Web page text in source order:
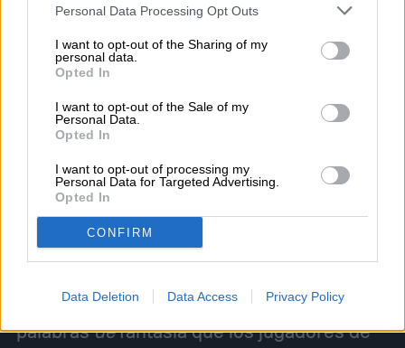
Personal Data Processing Opt Outs
I want to opt-out of the Sharing of my
personal data.
Opted In
I want to opt-out of the Sale of my
Personal Data.
Opted In
I want to opt-out of processing my
Personal Data for Targeted Advertising.
Opted In
CONFIRM
Data Deletion Data Access Privacy Policy
película es una serie de improvisaciones y
planes de respaldo inventados por sus
héroes cada vez que uno de sus esfuerzos
para mejorar la Forja de Grant sale mal.
Mientras tanto, el torpe lote de nombres de
personajes de fantasía de la película solo
hace que sus raíces de D&D se sientan
mucho más palpables («Edgin» se siente
precisamente como el tipo de nombre que
vendría de los generadores de
palabrasdefantasía que los jugadores de